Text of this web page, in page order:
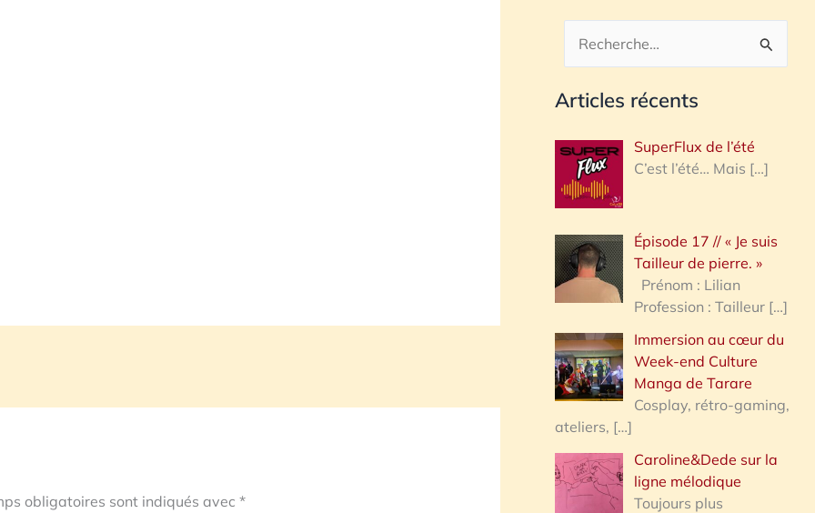
obligatoires sont indiqués avec *
c
h
r
h
e
:
Articles récents
SuperFlux de l’été
C’est l’été… Mais […]
Épisode 17 // « Je suis
Tailleur de pierre. »
Prénom : Lilian
Profession : Tailleur […]
Immersion au cœur du
Week-end Culture
Manga de Tarare
Cosplay, rétro-gaming,
ateliers, […]
Caroline&Dede sur la
ligne mélodique
Toujours plus